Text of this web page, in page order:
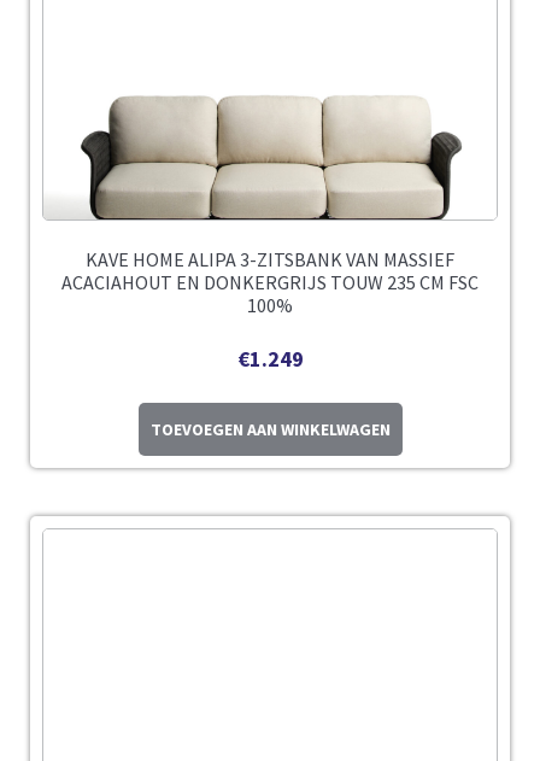
KAVE HOME ALIPA 3-ZITSBANK VAN MASSIEF
ACACIAHOUT EN DONKERGRIJS TOUW 235 CM FSC
100%
€1.249
TOEVOEGEN AAN WINKELWAGEN